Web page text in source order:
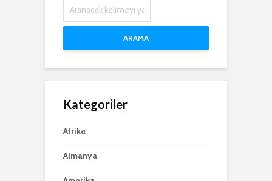
ARAMA
Kategoriler
Afrika
Almanya